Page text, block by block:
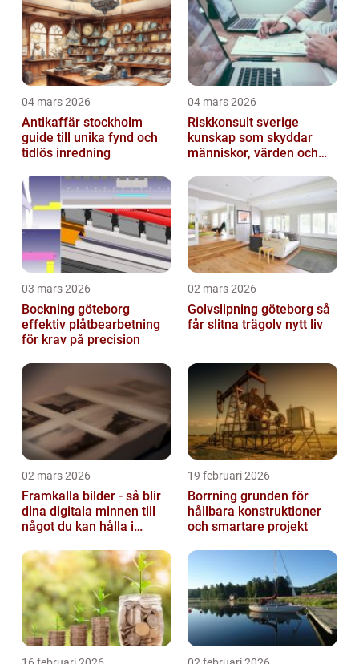
04 mars 2026
Antikaffär stockholm
guide till unika fynd och
tidlös inredning
04 mars 2026
Riskkonsult sverige
kunskap som skyddar
människor, värden och
03 mars 2026
Bockning göteborg
effektiv plåtbearbetning
för krav på precision
02 mars 2026
Golvslipning göteborg så
får slitna trägolv nytt liv
02 mars 2026
Framkalla bilder - så blir
dina digitala minnen till
något du kan hålla i
19 februari 2026
Borrning grunden för
hållbara konstruktioner
och smartare projekt